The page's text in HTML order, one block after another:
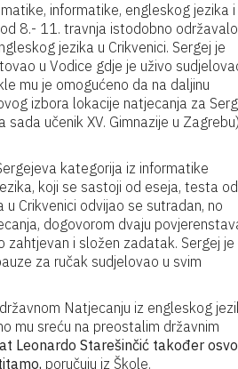
informatike, engleskog jezika i
8.- 11. travnja istodobno održavalo
jezika u Crikvenici. Sergej je
u Vodice gdje je uživo
mu je omogućeno da na daljinu
izbora lokacije natjecanja za
učenik XV. Gimnazije u Zagrebu)
kategorija iz informatike
koji se sastoji od eseja, testa
Crikvenici odvijao se sutradan, no
dogovorom dvaju
zahtjevan i složen zadatak. Sergej je
za ručak sudjelovao u svim
Natjecanju iz engleskog
mu sreću na preostalim državnim
Leonardo Starešinčić također
poručuju iz Škole.